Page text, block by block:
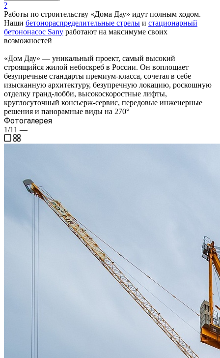
?
Работы по строительству «Дома Дау» идут полным ходом.
Наши бетонораспределительные стрелы и стационарный
бетононасос Sany работают на максимуме своих
возможностей
«Дом Дау» — уникальный проект, самый высокий
строящийся жилой небоскреб в России. Он воплощает
безупречные стандарты премиум-класса, сочетая в себе
изысканную архитектуру, безупречную локацию, роскошную
отделку гранд-лобби, высокоскоростные лифты,
круглосуточный консьерж-сервис, передовые инженерные
решения и панорамные виды на 270°
Фотогалерея
1/11 —